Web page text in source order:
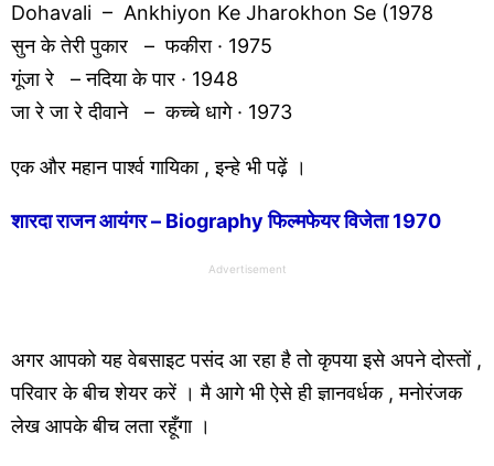
Dohavali – Ankhiyon Ke Jharokhon Se (1978
सुन के तेरी पुकार – फकीरा · 1975
गूंजा रे – नदिया के पार · 1948
जा रे जा रे दीवाने – कच्चे धागे · 1973
एक और महान पार्श्व गायिका , इन्हे भी पढ़ें ।
शारदा राजन आयंगर – Biography फिल्मफेयर विजेता 1970
Advertisement
अगर आपको यह वेबसाइट पसंद आ रहा है तो कृपया इसे अपने दोस्तों ,
परिवार के बीच शेयर करें । मै आगे भी ऐसे ही ज्ञानवर्धक , मनोरंजक
लेख आपके बीच लता रहूँगा ।